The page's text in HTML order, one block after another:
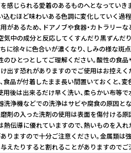
感じられる愛着のあるものへとなっていき
込むほど味わいある色調に変化していく過
用があるため、ドアノブや食器・カトラリー
気中の成分と反応してくすんだり黒ずんだ
に徐々に色合いが濃くなり、しみの様な斑
のひとつとしてご理解ください。酸性の食
出す恐れがありますのでご使用はお控えく
食品が付着したまま長い間置いておくと、変
用後は出来るだけ早く洗い、柔らかい布等
洗浄機などでの洗浄はサビや腐食の原因と
剤の入った洗剤の使用は表面を傷付ける
熱伝導に優れていますので、熱いものを入
りますので十分ご注意ください。金属類は
えたりすると割れることがありますのでご